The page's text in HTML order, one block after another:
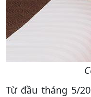
Từ đầu tháng 5/